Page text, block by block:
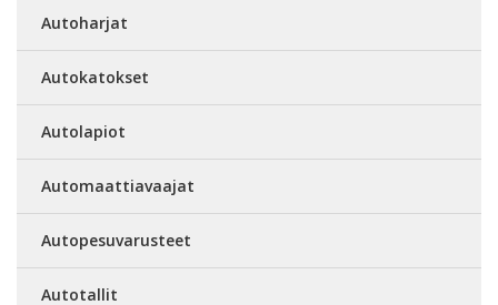
Autoharjat
Autokatokset
Autolapiot
Automaattiavaajat
Autopesuvarusteet
Autotallit